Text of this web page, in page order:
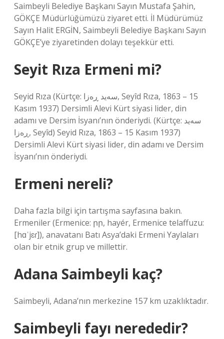
Saimbeyli Belediye Başkanı Sayın Mustafa Şahin,
GÖKÇE Müdürlüğümüzü ziyaret etti. İl Müdürümüz
Sayın Halit ERGİN, Saimbeyli Belediye Başkanı Sayın
GÖKÇE’ye ziyaretinden dolayı teşekkür etti.
Seyit Rıza Ermeni mi?
Seyid Rıza (Kürtçe: سەید ڕەزا, Seyîd Rıza, 1863 – 15
Kasım 1937) Dersimli Alevi Kürt siyasi lider, din
adamı ve Dersim İsyanı’nın önderiydi. (Kürtçe: سەید
ڕەزا, Seyîd) Seyid Rıza, 1863 – 15 Kasım 1937)
Dersimli Alevi Kürt siyasi lider, din adamı ve Dersim
İsyanı’nın önderiydi.
Ermeni nereli?
Daha fazla bilgi için tartışma sayfasına bakın.
Ermeniler (Ermenice: րր, hayér, Ermenice telaffuzu:
[hɑˈjɛɾ]), anavatanı Batı Asya’daki Ermeni Yaylaları
olan bir etnik grup ve millettir.
Adana Saimbeyli kaç?
Saimbeyli, Adana’nın merkezine 157 km uzaklıktadır.
Saimbeyli fayı nerededir?